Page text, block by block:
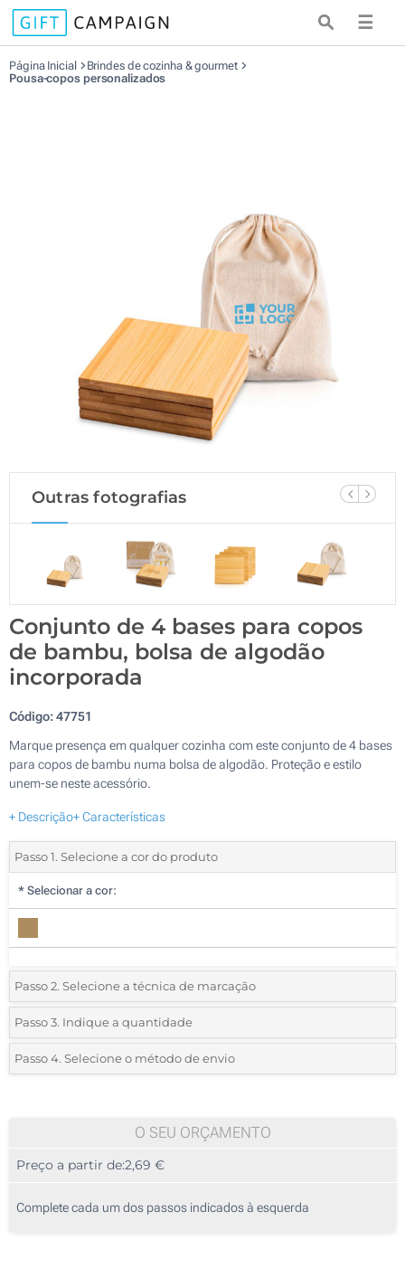
☰
Página Inicial
Brindes de cozinha & gourmet
Pousa-copos personalizados
Outras fotografias
Conjunto de 4 bases para copos
de bambu, bolsa de algodão
incorporada
Código:47751
Marque presença em qualquer cozinha com este conjunto de 4 bases
para copos de bambu numa bolsa de algodão. Proteção e estilo
unem-se neste acessório.
+ Descrição+ Características
Passo 1. Selecione a cor do produto
* Selecionar a cor:
Passo 2. Selecione a técnica de marcação
*Selecione o tipo de marcação e as cores do logotipo:
1 Cor (Numa base para copos)
Passo 3. Indique a quantidade
*Quantidade mínima:10
20
50
Passo 4. Selecione o método de envio
O SEU ORÇAMENTO
Preço a partir de:2,69 €
Complete cada um dos passos indicados à esquerda